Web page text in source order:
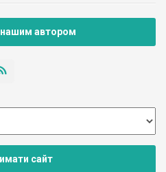
нашим автором
сайт